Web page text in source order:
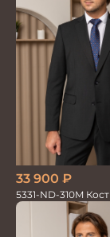
33 900 ₽
5331-ND-310M
двойка